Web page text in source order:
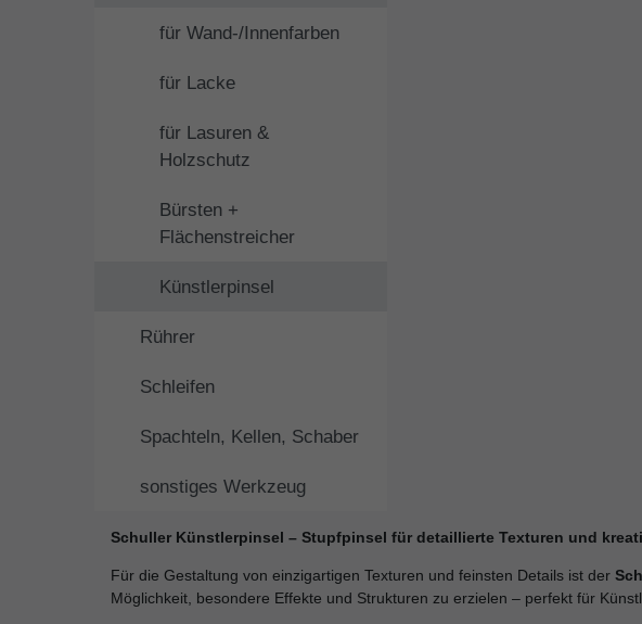
für Wand-/Innenfarben
für Lacke
für Lasuren &
Holzschutz
Bürsten +
Flächenstreicher
Künstlerpinsel
Rührer
Schleifen
Spachteln, Kellen, Schaber
sonstiges Werkzeug
Schuller Künstlerpinsel – Stupfpinsel für detaillierte Texturen und
Für die Gestaltung von einzigartigen Texturen und feinsten Details ist der
Möglichkeit, besondere Effekte und Strukturen zu erzielen – perfekt für